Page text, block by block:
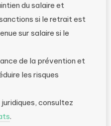
du salaire et
si le retrait est
sur salaire si le
de la prévention et
les risques
consultez
.